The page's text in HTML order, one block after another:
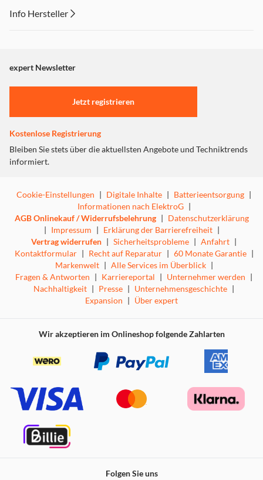
Info Hersteller
"Marketing".
Einstellungen anpassen
expert Newsletter
Jetzt registrieren
Kostenlose Registrierung
Bleiben Sie stets über die aktuellsten Angebote und Techniktrends
informiert.
Cookie-Einstellungen | Digitale Inhalte | Batterieentsorgung |
Informationen nach ElektroG |
AGB Onlinekauf / Widerrufsbelehrung | Datenschutzerklärung
| Impressum | Erklärung der Barrierefreiheit |
Vertrag widerrufen | Sicherheitsprobleme | Anfahrt |
Kontaktformular | Recht auf Reparatur | 60 Monate Garantie |
Markenwelt | Alle Services im Überblick |
Fragen & Antworten | Karriereportal | Unternehmer werden |
Nachhaltigkeit | Presse | Unternehmensgeschichte |
Expansion | Über expert
Wir akzeptieren im Onlineshop folgende Zahlarten
Folgen Sie uns